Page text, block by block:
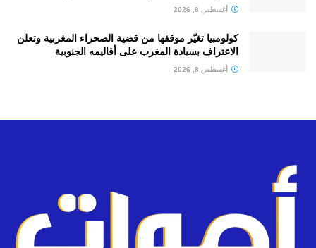
أغسطس 8, 2026
كولومبيا تغيّر موقفها من قضية الصحراء المغربية وتعلن
الاعتراف بسيادة المغرب على أقاليمه الجنوبية
أغسطس 8, 2026